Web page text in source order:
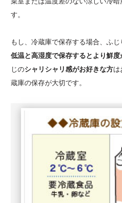
す。
もし、冷蔵庫で保存する場合、ふ
低温と高湿度で保存するとより鮮度
じのシャリシャリ感がお好きな方は
蔵庫の保存が大切です。